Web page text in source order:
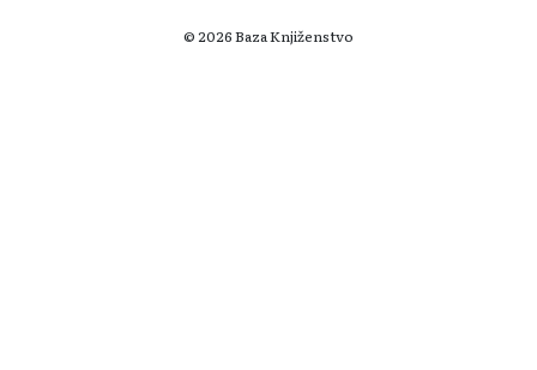
© 2026 Baza Knjiženstvo